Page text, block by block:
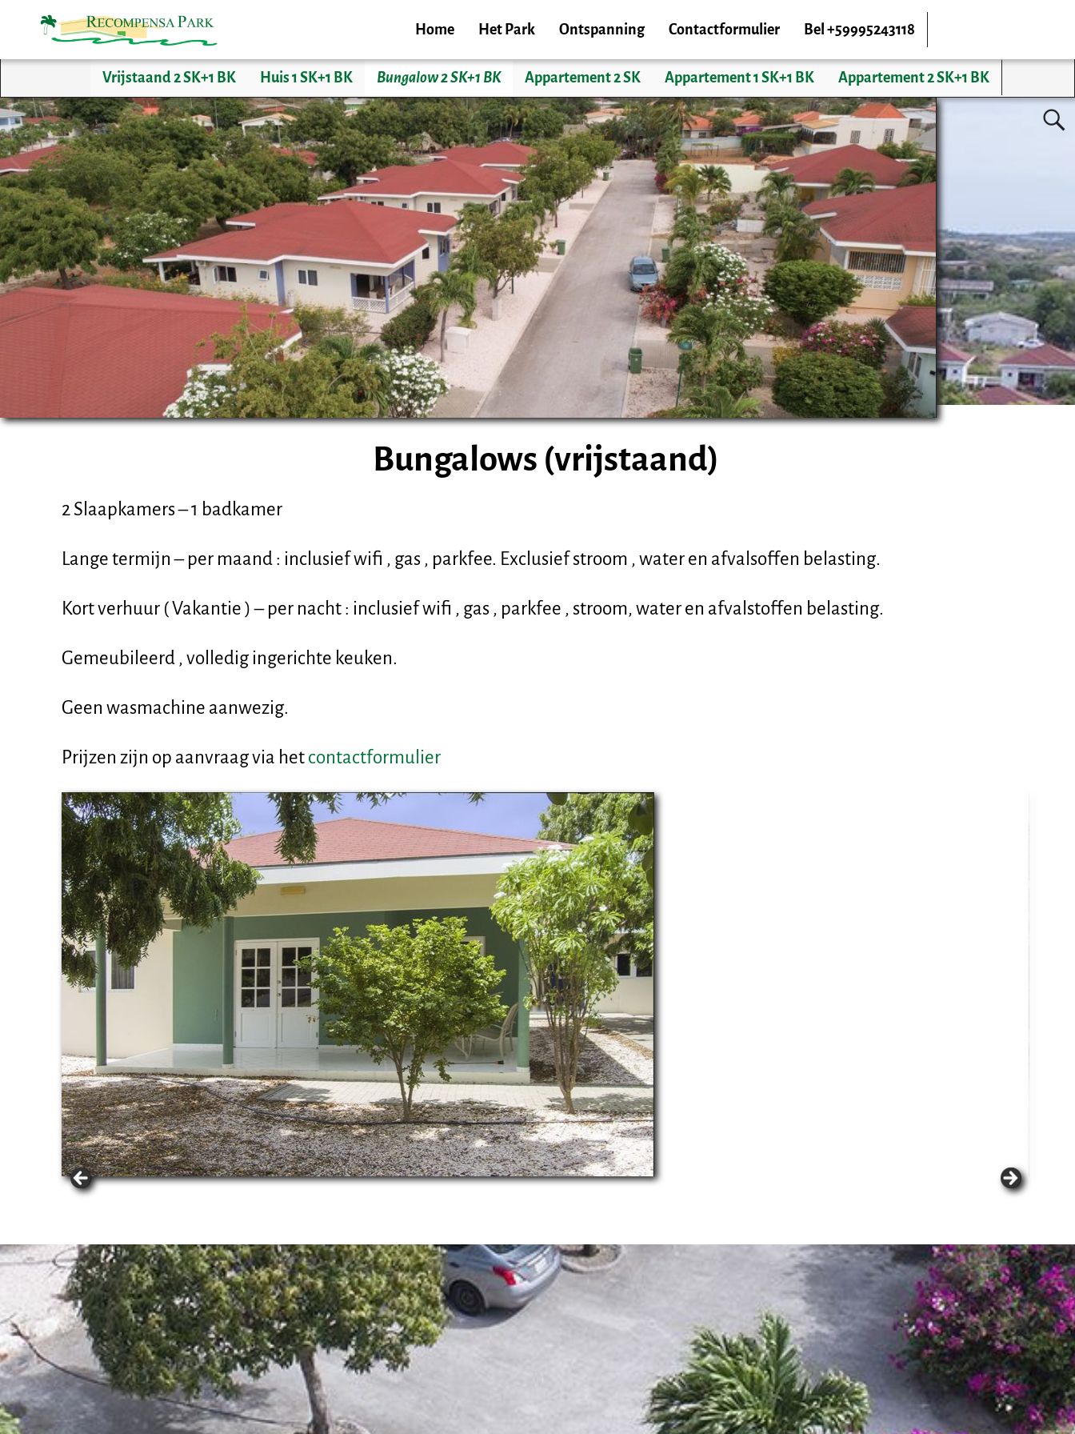
Vrijstaand 2 SK+1 BK Huis 1 SK+1 BK Bungalow 2 SK+1 BK Appartement 2 SK Appartement 1 SK+1 BK Appartement 2 SK+1 BK
Home Het Park Ontspanning Contactformulier Bel +59995243118
Bungalows (vrijstaand)
2 Slaapkamers – 1 badkamer
Lange termijn – per maand : inclusief wifi , gas , parkfee. Exclusief stroom , water en afvalsoffen belasting.
Kort verhuur ( Vakantie ) – per nacht : inclusief wifi , gas , parkfee , stroom, water en afvalstoffen belasting.
Gemeubileerd , volledig ingerichte keuken.
Geen wasmachine aanwezig.
Prijzen zijn op aanvraag via het contactformulier